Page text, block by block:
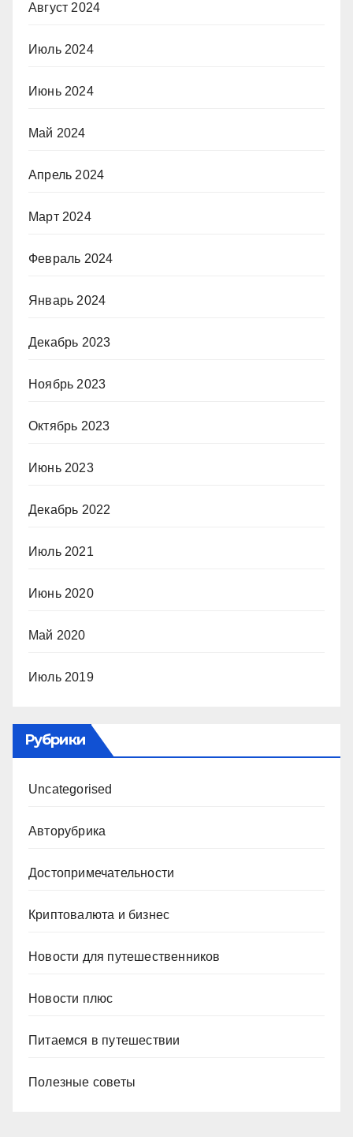
Август 2024
Июль 2024
Июнь 2024
Май 2024
Апрель 2024
Март 2024
Февраль 2024
Январь 2024
Декабрь 2023
Ноябрь 2023
Октябрь 2023
Июнь 2023
Декабрь 2022
Июль 2021
Июнь 2020
Май 2020
Июль 2019
Рубрики
Uncategorised
Авторубрика
Достопримечательности
Криптовалюта и бизнес
Новости для путешественников
Новости плюс
Питаемся в путешествии
Полезные советы